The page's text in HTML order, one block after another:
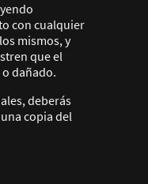
con cualquier
mismos, y
que el
dañado.
deberás
copia del